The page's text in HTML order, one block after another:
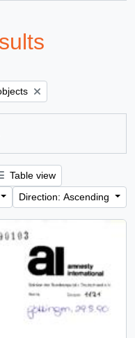
Table view
Direction: Ascending